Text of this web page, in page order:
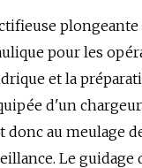
plongeante
pour les
et la
d'un
donc au meulage
Le guidage